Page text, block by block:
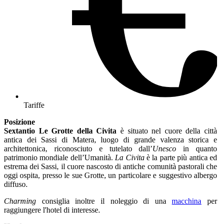
Tariffe
Posizione
Sextantio Le Grotte della Civita è situato nel cuore della città
antica dei Sassi di Matera, luogo di grande valenza storica e
architettonica, riconosciuto e tutelato dall’Unesco in quanto
patrimonio mondiale dell’Umanità. La Civitaè la parte più antica ed
estrema dei Sassi, il cuore nascosto di antiche comunità pastorali che
oggi ospita, presso le sue Grotte, un particolare e suggestivo albergo
diffuso.
Charming consiglia inoltre il noleggio di unamacchina per
raggiungere l'hotel di interesse.